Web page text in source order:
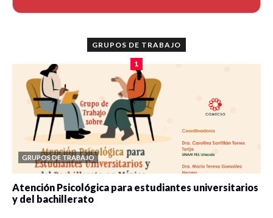
GRUPOS DE TRABAJO
1
GRUPOS DE TRABAJO
Atención Psicológica para estudiantes universitarios
y del bachillerato